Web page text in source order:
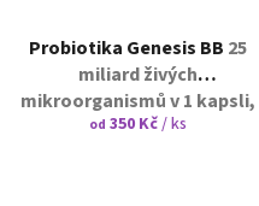
Probiotika Genesis BB 25
miliard živých
mikroorganismů v 1 kapsli,
vhodné také pro kojence
od 350 Kč/ ks